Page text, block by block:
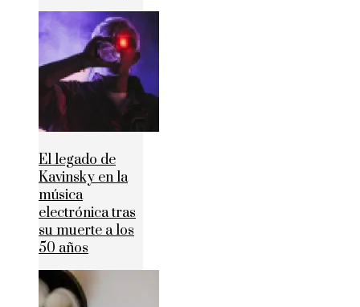
El legado de
Kavinsky en la
música
electrónica tras
su muerte a los
50 años